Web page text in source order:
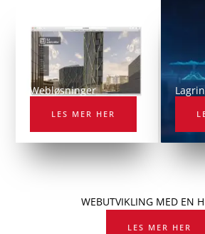
Webløsninger
LES MER HER
WEBUTVIKLING MED EN
LES MER HER